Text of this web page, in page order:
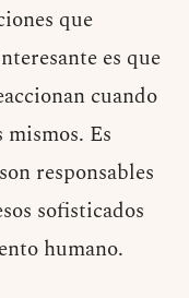
que
es que
cuando
Es
responsables
sofisticados
humano.